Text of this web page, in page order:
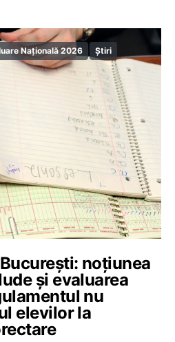
Națională 2026 Știri
noțiunea
și evaluarea
nu
elevilor la